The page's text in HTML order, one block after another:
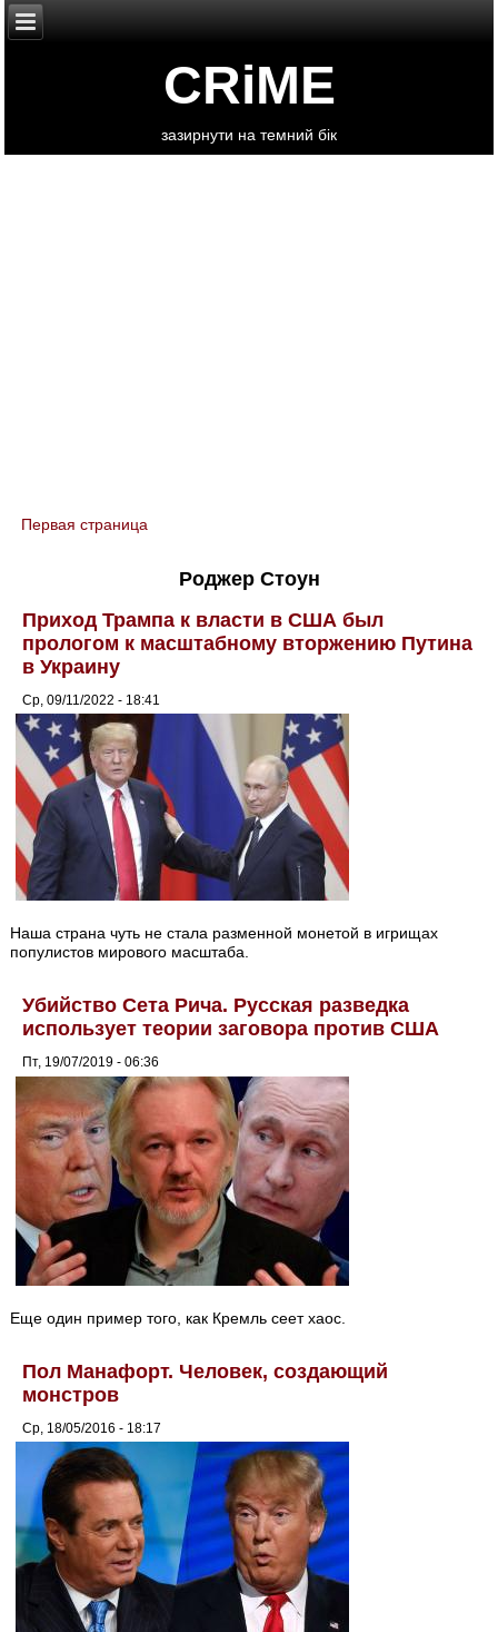
CRiME
зазирнути на темний бік
You are here
Первая страница
Роджер Стоун
Приход Трампа к власти в США был
прологом к масштабному вторжению Путина
в Украину
Ср, 09/11/2022 - 18:41
Наша страна чуть не стала разменной монетой в игрищах
популистов мирового масштаба.
Убийство Сета Рича. Русская разведка
использует теории заговора против США
Пт, 19/07/2019 - 06:36
Еще один пример того, как Кремль сеет хаос.
Пол Манафорт. Человек, создающий
монстров
Ср, 18/05/2016 - 18:17